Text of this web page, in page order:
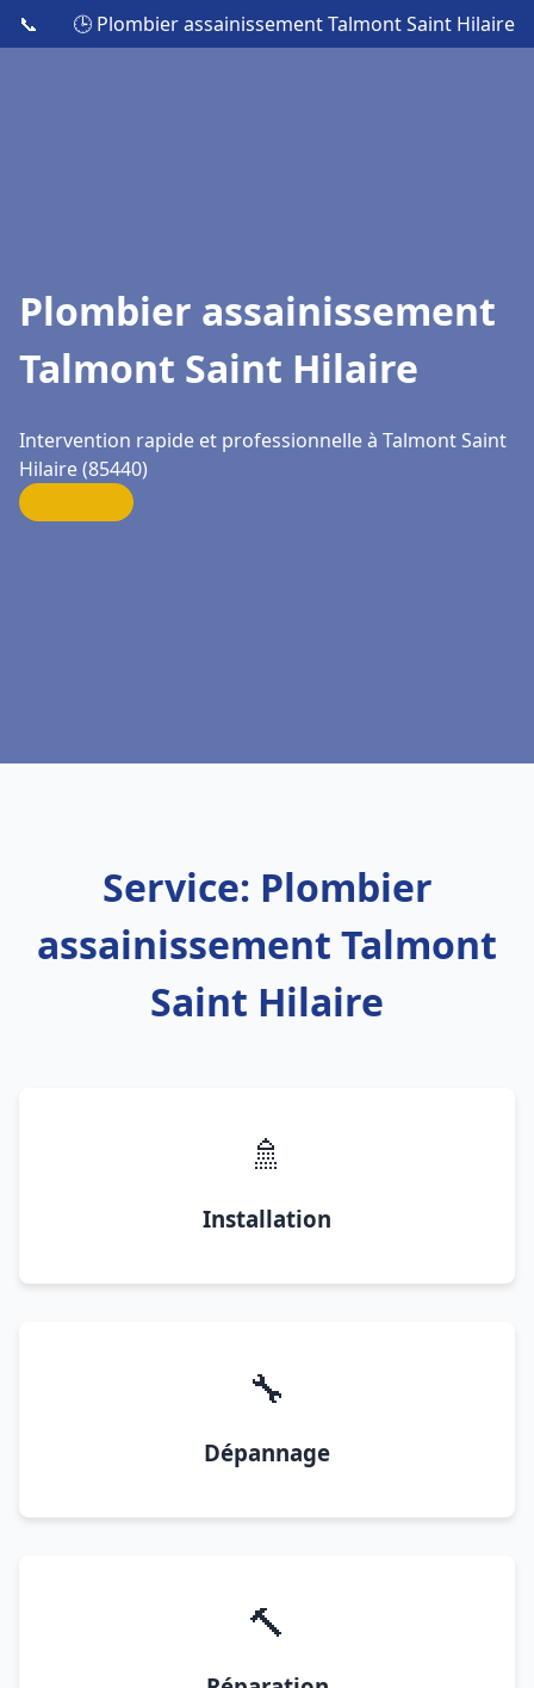
📞 🕒 Plombier assainissement Talmont Saint Hilaire
Plombier assainissement
Talmont Saint Hilaire
Intervention rapide et professionnelle à Talmont Saint
Hilaire (85440)
Service: Plombier
assainissement Talmont
Saint Hilaire
🚿
Installation
🔧
Dépannage
🔨